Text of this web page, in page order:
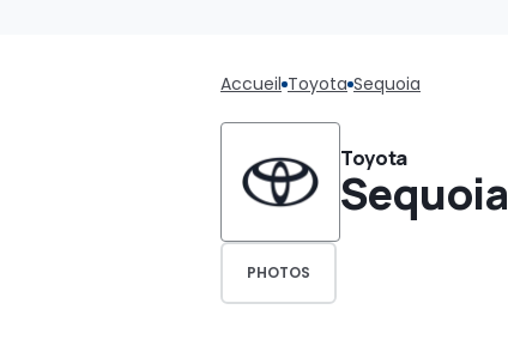
Accueil Toyota Sequoia
Toyota
Sequoia
PHOTOS